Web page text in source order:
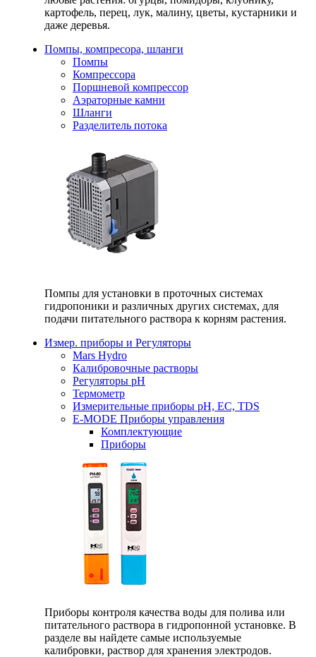
картофель, перец, лук, малину, цветы, кустарники и
даже деревья.
Помпы, компресора, шланги
Помпы
Компрессора
Поршневой компрессор
Аэраторные камни
Шланги
Разделитель потока
Помпы для установки в проточных системах
гидропоники и различных других системах, для
подачи питательного раствора к корням растения.
Измер. приборы и Регуляторы
Mars Hydro
Калибровочные растворы
Регуляторы рН
Термометр
Измерительные приборы pH, EC, TDS
E-MODE Приборы управления
Комплектующие
Приборы
Приборы контроля качества воды для полива или
питательного раствора в гидропонной установке. В
разделе вы найдете самые используемые
калибровки, раствор для хранения электродов.